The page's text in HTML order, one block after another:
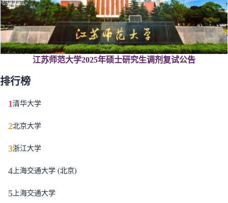
江苏师范大学2025年硕士研究生调剂复试公告
排行榜
1清华大学
2北京大学
3浙江大学
4 上海交通大学 (北京)
5 上海交通大学